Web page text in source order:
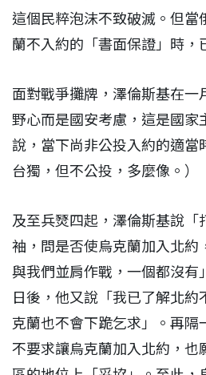
這個民粹泡沫不致破滅。但當
蘭不入約的「書面保證」時，
面對戰爭攤牌，澤倫斯基在一
野心而是國安考慮，這是國家
說，當下尚非公投入約的適當
台獨，但不公投，多麼像。）
及至兵燹四起，澤倫斯基說「
袖，問是否使烏克蘭加入北約
與我們並肩作戰，一個都沒有
日後，他又說「我已了解北約
克蘭也不會下跪乞求」。再隔
不要求讓烏克蘭加入北約，也